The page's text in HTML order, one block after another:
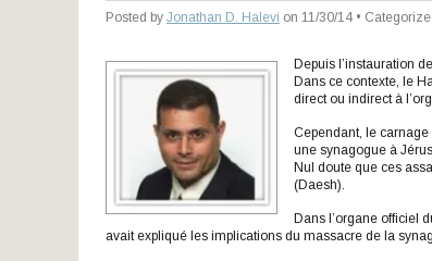
Posted by Jonathan D. Halevi on 11/30/14 •
Depuis l’instauration
Dans ce contexte, le
direct ou indirect à
Cependant, le
une synagogue à
Nul doute que ces
(Daesh).
Dans l’organe officiel
avait expliqué les implications du massacre de la